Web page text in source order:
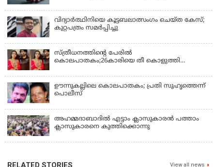
വിദ്യാർത്ഥിനിയെ കൂട്ടബലാത്സംഗം ചെയ്ത കേസ്;
കുറ്റപത്രം സമര്‍പ്പിച്ചു
സ്ത്രീധനത്തിന്റെ പേരില്‍
കൊലപാതകം;26കാരിയെ തീ കൊളുത്തി
ഊന്നുകല്ലിലെ കൊലപാതകം; പ്രതി സുഹൃത്തെന്ന്
പൊലീസ്
അഹമ്മദാബാദില്‍ എട്ടാം ക്ലാസുകാരന്‍ പത്താം
ക്ലാസുകാരനെ കുത്തിക്കൊന്നു
RELATED STORIES View all news